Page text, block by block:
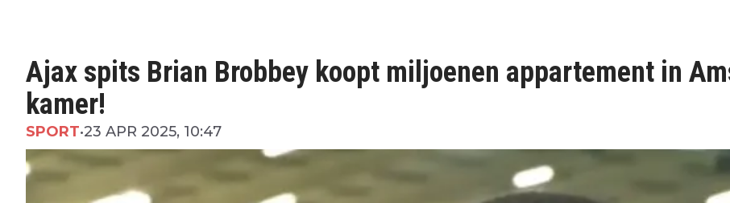
Ajax spits Brian Brobbey koopt miljoenen appartement in
kamer!
SPORT•23 APR 2025, 10:47